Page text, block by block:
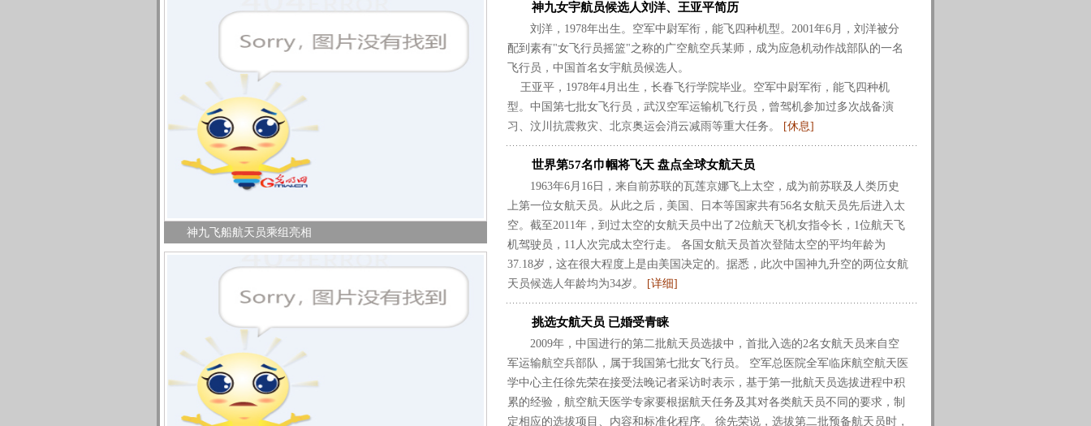
神九飞船航天员乘组亮相
神九女宇航员候选人刘洋、王亚平简历
刘洋，1978年出生。空军中尉军衔，能飞四种机型。2001年6月，刘洋被分
配到素有"女飞行员摇篮"之称的广空航空兵某师，成为应急机动作战部队的一名
飞行员，中国首名女宇航员候选人。
王亚平，1978年4月出生，长春飞行学院毕业。空军中尉军衔，能飞四种机
型。中国第七批女飞行员，武汉空军运输机飞行员，曾驾机参加过多次战备演
习、汶川抗震救灾、北京奥运会消云减雨等重大任务。
[休息]
世界第57名巾帼将飞天 盘点全球女航天员
1963年6月16日，来自前苏联的瓦莲京娜飞上太空，成为前苏联及人类历史
上第一位女航天员。从此之后，美国、日本等国家共有56名女航天员先后进入太
空。截至2011年，到过太空的女航天员中出了2位航天飞机女指令长，1位航天飞
机驾驶员，11人次完成太空行走。 各国女航天员首次登陆太空的平均年龄为
37.18岁，这在很大程度上是由美国决定的。据悉，此次中国神九升空的两位女航
天员候选人年龄均为34岁。
[详细]
挑选女航天员 已婚受青睐
2009年，中国进行的第二批航天员选拔中，首批入选的2名女航天员来自空
军运输航空兵部队，属于我国第七批女飞行员。 空军总医院全军临床航空航天医
学中心主任徐先荣在接受法晚记者采访时表示，基于第一批航天员选拔进程中积
累的经验，航空航天医学专家要根据航天任务及其对各类航天员不同的要求，制
定相应的选拔项目、内容和标准化程序。 徐先荣说，选拔第二批预备航天员时，